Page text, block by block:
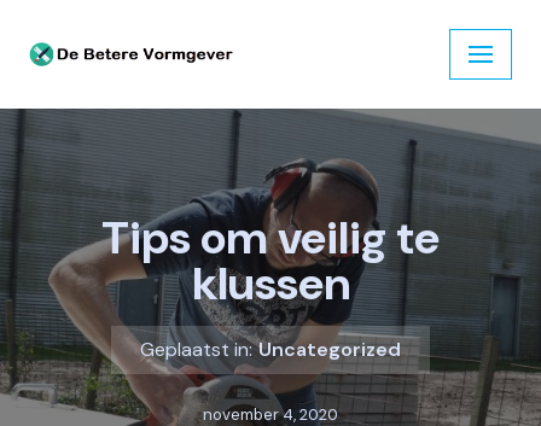
Ga
inhoud
Tips om veilig te
klussen
Geplaatst in: Uncategorized
november 4, 2020